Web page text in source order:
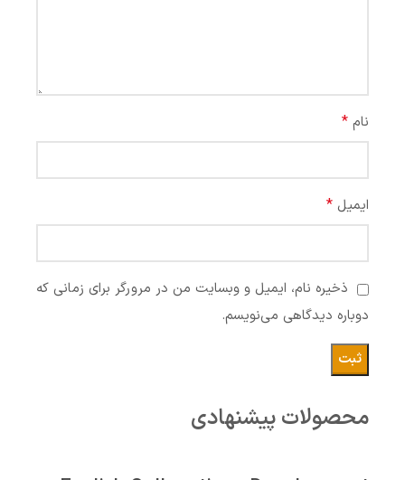
نام *
ایمیل *
ذخیره نام، ایمیل و وبسایت من در مرورگر برای زمانی که
دوباره دیدگاهی می‌نویسم.
محصولات پیشنهادی